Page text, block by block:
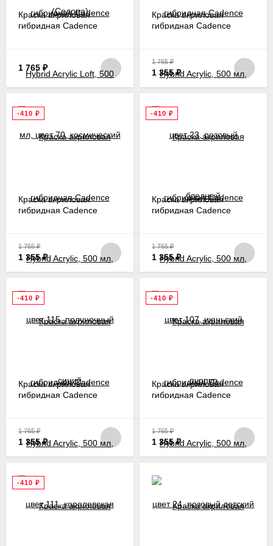
Краска акриловая
гибридная Cadence
1 765 ₽
Краска акриловая
гибридная Cadence
бледный
1 765₽
1 355₽
-410 ₽
Краска акриловая
гибридная Cadence
синий
1 765₽
1 355₽
-410 ₽
Краска акриловая
гибридная Cadence
пурпур
1 765₽
1 355₽
-410 ₽
Краска акриловая
гибридная Cadence
пальма
1 765₽
1 355₽
-410 ₽
Краска акриловая
гибридная Cadence
1 765₽
1 355₽
-410 ₽